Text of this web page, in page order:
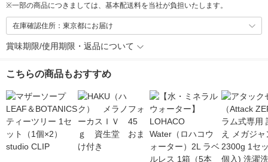
※一部の商品につきましては、基本配送料を当社が負担いたします。
在庫確認住所：東京都にお届け
賞味期限/使用期限・返品について
こちらの商品もおすすめ